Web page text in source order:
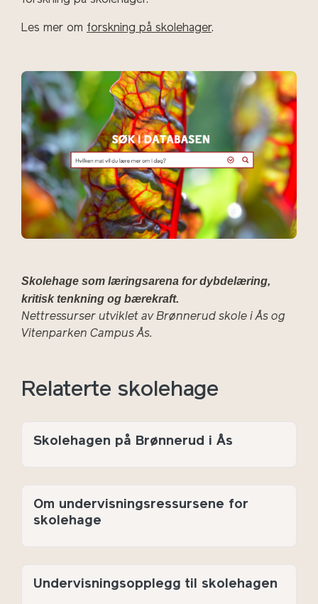
Les mer om forskning på skolehager.
Skolehage som læringsarena for dybdelæring,
kritisk tenkning og bærekraft.
Nettressurser utviklet av Brønnerud skole i Ås og
Vitenparken Campus Ås.
Relaterte skolehage
Skolehagen på Brønnerud i Ås
Om undervisningsressursene for
skolehage
Undervisningsopplegg til skolehagen